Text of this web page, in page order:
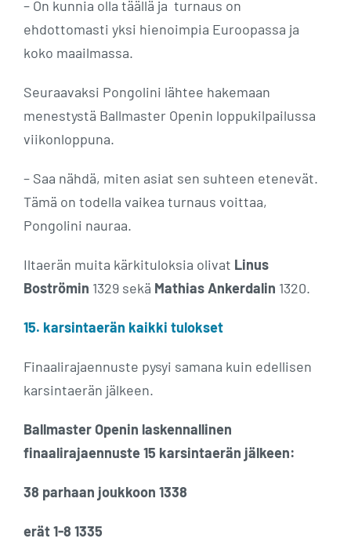
– On kunnia olla täällä ja turnaus on
ehdottomasti yksi hienoimpia Euroopassa ja
koko maailmassa.
Seuraavaksi Pongolini lähtee hakemaan
menestystä Ballmaster Openin loppukilpailussa
viikonloppuna.
– Saa nähdä, miten asiat sen suhteen etenevät.
Tämä on todella vaikea turnaus voittaa,
Pongolini nauraa.
Iltaerän muita kärkituloksia olivat Linus
Boströmin 1329 sekä Mathias Ankerdalin 1320.
15. karsintaerän kaikki tulokset
Finaalirajaennuste pysyi samana kuin edellisen
karsintaerän jälkeen.
Ballmaster Openin laskennallinen
finaalirajaennuste 15 karsintaerän jälkeen:
38 parhaan joukkoon 1338
erät 1-8 1335